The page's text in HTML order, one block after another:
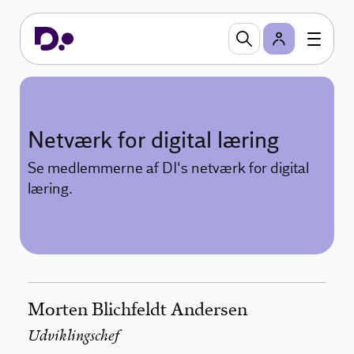
Netværk for digital læring
Se medlemmerne af DI's netværk for digital
læring.
Morten Blichfeldt Andersen
Udviklingschef